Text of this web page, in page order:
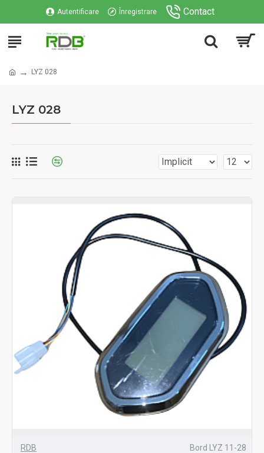
Autentificare Înregistrare Contact
LYZ 028
LYZ 028
RDB Bord LYZ 11-28